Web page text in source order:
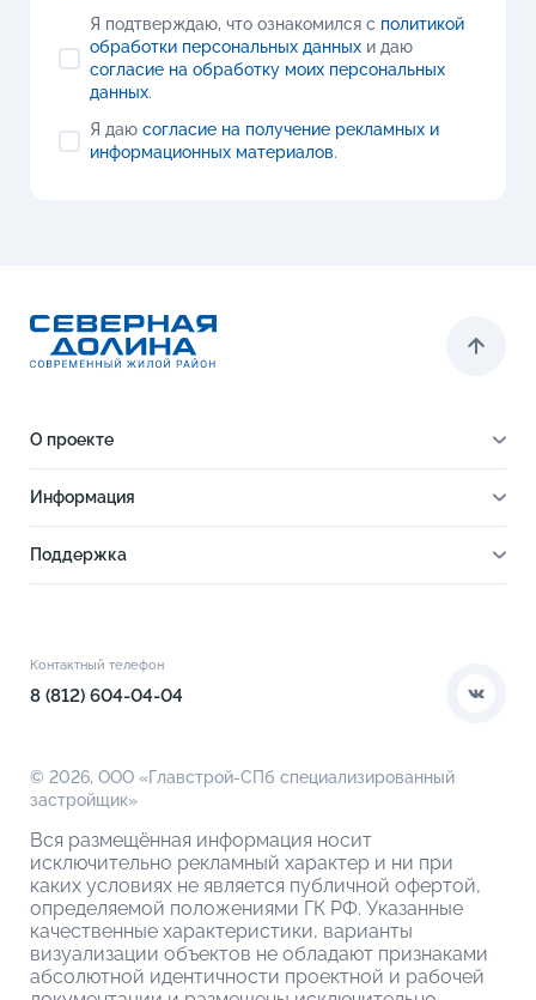
Я подтверждаю, что ознакомился с политикой
обработки персональных данныхи даю
согласие на обработку моих персональных
данных.
Я даю согласие на получение рекламных и
информационных материалов.
О проекте
Инфраструктура
Благоустройство
Информация
Поддержка
О компании
Контактный телефон
8 (812) 604-04-04
© 2026, ООО «Главстрой-СПб специализированный
застройщик»
Вся размещённая информация носит
исключительно рекламный характер и ни при
каких условиях не является публичной офертой,
определяемой положениями ГК РФ. Указанные
качественные характеристики, варианты
визуализации объектов не обладают признаками
абсолютной идентичности проектной и рабочей